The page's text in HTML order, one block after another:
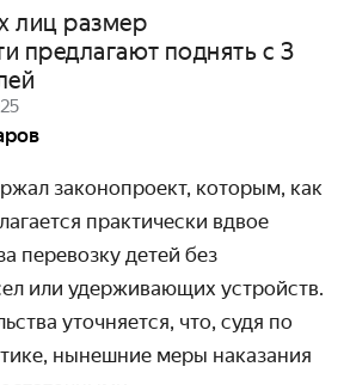
лиц размер
предлагают поднять с 3
законопроект, которым, как
практически вдвое
перевозку детей без
или удерживающих устройств.
уточняется, что, судя по
нынешние меры наказания